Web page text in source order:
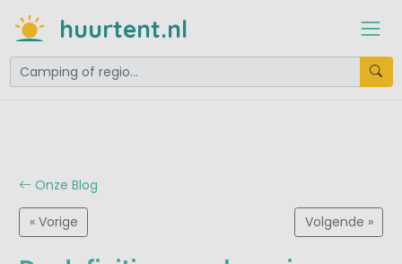
huurtent.nl
Onze Blog
« Vorige Volgende »